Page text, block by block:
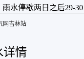
雨水停歇两日之后29-
网吉林站
详情